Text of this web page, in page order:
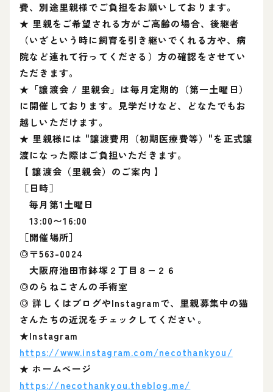
費、別途里親様でご負担をお願いしております。
★ 里親をご希望される方がご高齢の場合、後継者
（いざという時に飼育を引き継いでくれる方や、病
院など連れて行ってくださる）方の確認をさせてい
ただきます。
★「譲渡会 / 里親会」は毎月定期的（第一土曜日）
に開催しております。見学だけなど、どなたでもお
越しいただけます。
★ 里親様には "譲渡費用（初期医療費等）"を正式譲
渡になった際はご負担いただきます。
【 譲渡会（里親会）のご案内 】
［日時］
毎月第1土曜日
13:00〜16:00
［開催場所］
◎〒563-0024
大阪府池田市鉢塚２丁目８−２６
◎のらねこさんの手術室
◎ 詳しくはブログやInstagramで、里親募集中の猫
さんたちの近況をチェックしてください。
★Instagram
https://www.instagram.com/necothankyou/
★ ホームページ
https://necothankyou.theblog.me/